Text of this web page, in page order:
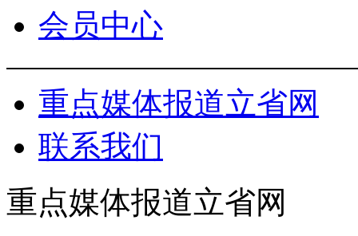
会员中心
重点媒体报道立省网
联系我们
重点媒体报道立省网